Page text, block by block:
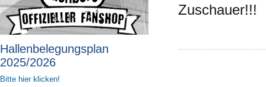
Hallenbelegungsplan
2025/2026
Bitte hier klicken!
Zuschauer!!!